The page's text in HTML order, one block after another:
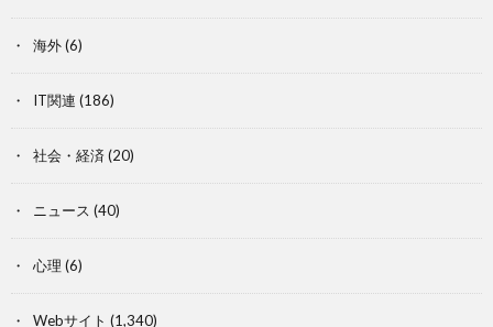
海外(6)
IT関連 (186)
社会・経済 (20)
ニュース (40)
心理 (6)
Webサイト (1,340)